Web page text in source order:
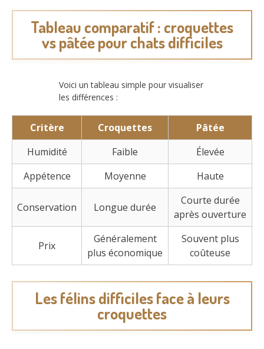
Tableau comparatif : croquettes
vs pâtée pour chats difficiles
Voici un tableau simple pour visualiser
les différences :
Critère Croquettes
Pâtée
Humidité
Faible
Élevée
Appétence
Moyenne Haute
Conservation Longue durée
Courte durée
après ouverture
Prix
Généralement
plus économique
Souvent plus
coûteuse
Les félins difficiles face à leurs
croquettes